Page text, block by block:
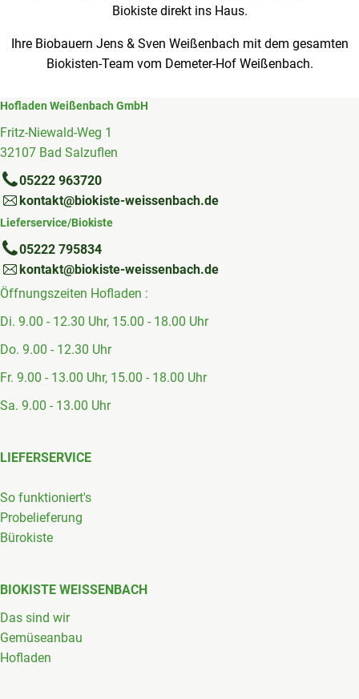
Biokiste direkt ins Haus.
Ihre Biobauern Jens & Sven Weißenbach mit dem gesamten
Biokisten-Team vom Demeter-Hof Weißenbach.
Hofladen Weißenbach GmbH
Fritz-Niewald-Weg 1
32107 Bad Salzuflen
05222 963720
kontakt@biokiste-weissenbach.de
Lieferservice/Biokiste
05222 795834
kontakt@biokiste-weissenbach.de
Öffnungszeiten Hofladen :
Di. 9.00 - 12.30 Uhr, 15.00 - 18.00 Uhr
Do. 9.00 - 12.30 Uhr
Fr. 9.00 - 13.00 Uhr, 15.00 - 18.00 Uhr
Sa. 9.00 - 13.00 Uhr
LIEFERSERVICE
So funktioniert's
Probelieferung
Bürokiste
BIOKISTE WEISSENBACH
Das sind wir
Gemüseanbau
Hofladen